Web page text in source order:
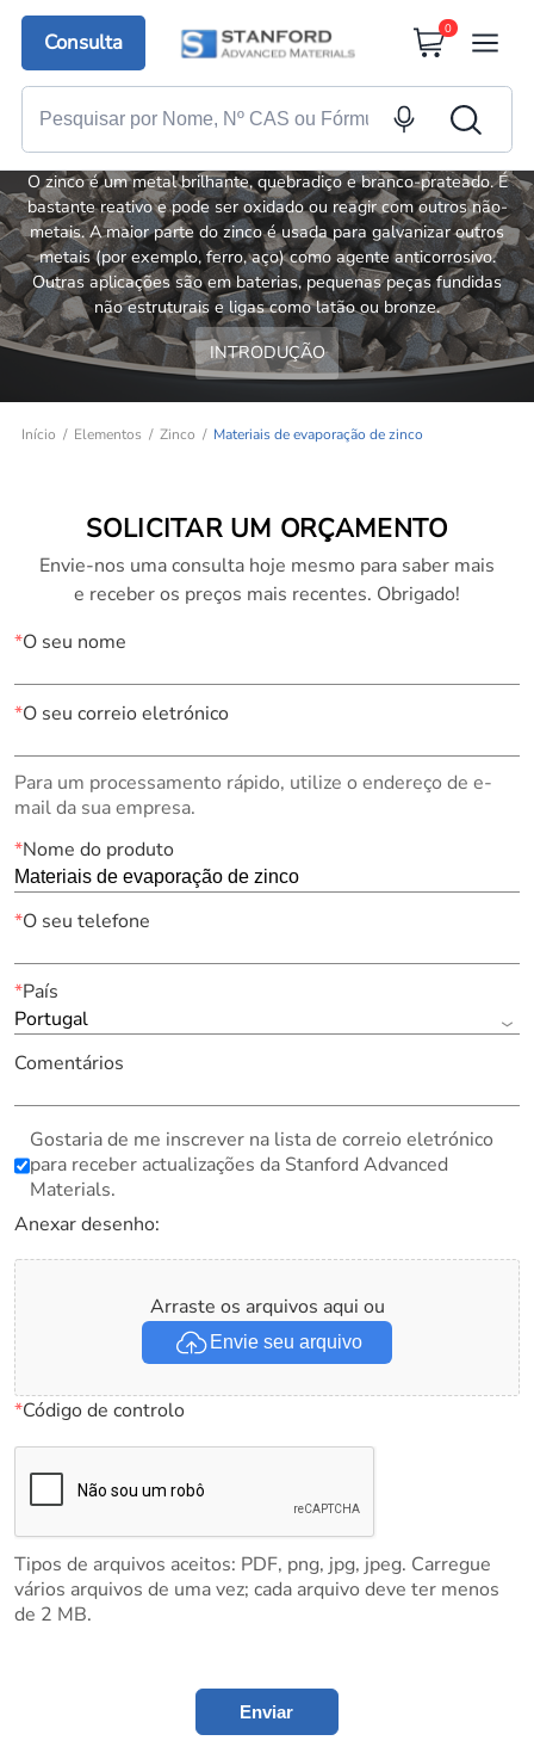
Consulta
0
Materiais de evaporação de zinco
O zinco é um metal brilhante, quebradiço e branco-prateado. É
bastante reativo e pode ser oxidado ou reagir com outros não-
metais. A maior parte do zinco é usada para galvanizar outros
metais (por exemplo, ferro, aço) como agente anticorrosivo.
Outras aplicações são em baterias, pequenas peças fundidas
não estruturais e ligas como latão ou bronze.
INTRODUÇÃO
Início Elementos Zinco Materiais de evaporação de zinco
SOLICITAR UM ORÇAMENTO
Envie-nos uma consulta hoje mesmo para saber mais
e receber os preços mais recentes. Obrigado!
*O seu nome
*O seu correio eletrónico
Para um processamento rápido, utilize o endereço de e-
mail da sua empresa.
*Nome do produto
*O seu telefone
*País
Portugal
Comentários
Gostaria de me inscrever na lista de correio eletrónico
para receber actualizações da Stanford Advanced
Materials.
Anexar desenho:
Arraste os arquivos aqui ou
Envie seu arquivo
*Código de controlo
Tipos de arquivos aceitos: PDF, png, jpg, jpeg. Carregue
vários arquivos de uma vez; cada arquivo deve ter menos
de 2 MB.
Enviar